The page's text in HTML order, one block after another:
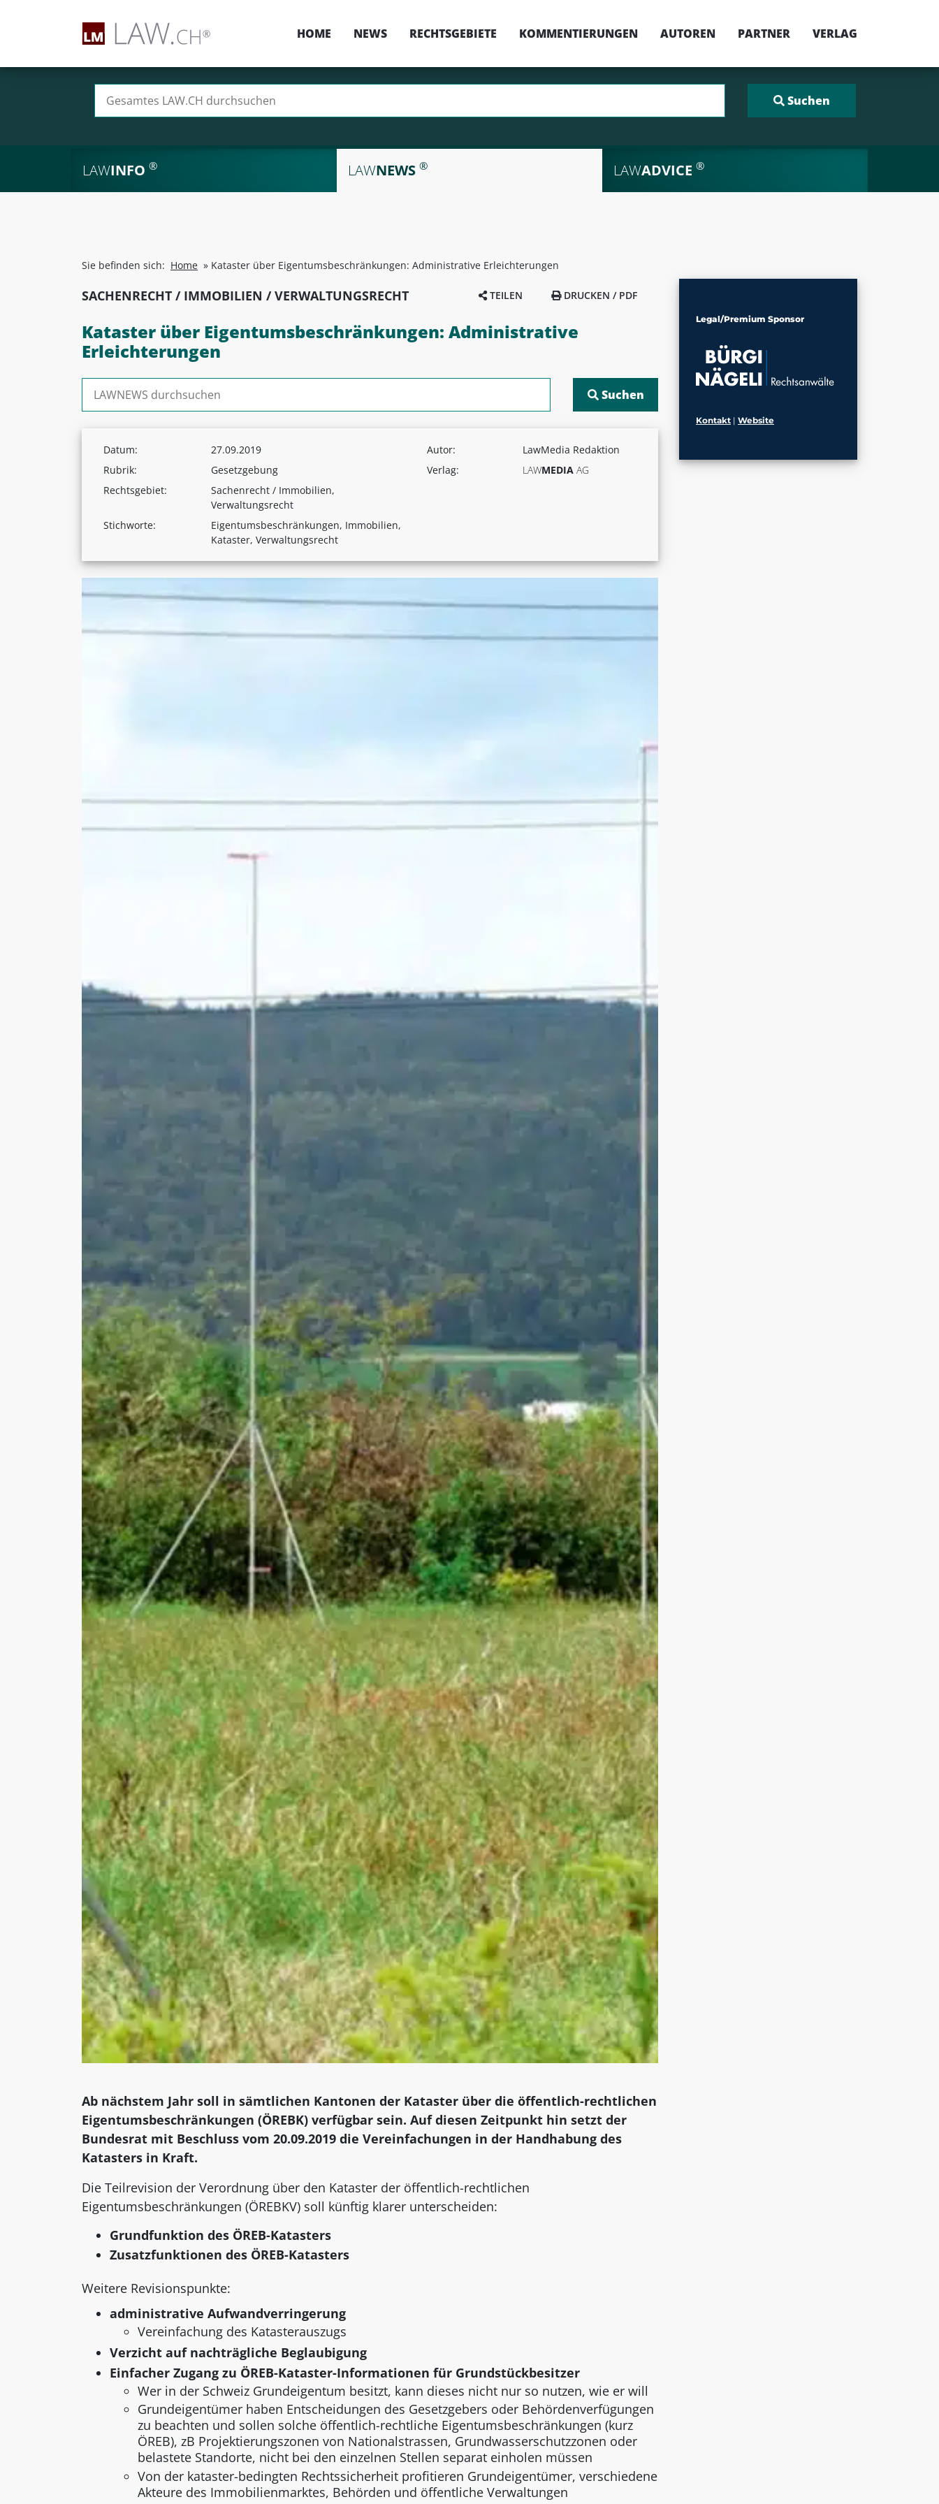
HOME NEWS RECHTSGEBIETE KOMMENTIERUNGEN AUTOREN PARTNER VERLAG
LAWINFO ® LAWNEWS ® LAWADVICE ®
Sie befinden sich: Home » Kataster über Eigentumsbeschränkungen: Administrative Erleichterungen
SACHENRECHT / IMMOBILIEN / VERWALTUNGSRECHT TEILEN DRUCKEN / PDF
Kataster über Eigentumsbeschränkungen: Administrative
Erleichterungen
Datum:
27.09.2019
Rubrik:
Gesetzgebung
Rechtsgebiet:
Sachenrecht / Immobilien,
Verwaltungsrecht
Stichworte:
Eigentumsbeschränkungen, Immobilien,
Kataster, Verwaltungsrecht
Autor:
LawMedia Redaktion
Verlag:
LAWMEDIA AG
Ab nächstem Jahr soll in sämtlichen Kantonen der Kataster über die öffentlich-rechtlichen
Eigentumsbeschränkungen (ÖREBK) verfügbar sein. Auf diesen Zeitpunkt hin setzt der
Bundesrat mit Beschluss vom 20.09.2019 die Vereinfachungen in der Handhabung des
Katasters in Kraft.
Die Teilrevision der Verordnung über den Kataster der öffentlich-rechtlichen
Eigentumsbeschränkungen (ÖREBKV) soll künftig klarer unterscheiden:
Grundfunktion des ÖREB-Katasters
Zusatzfunktionen des ÖREB-Katasters
Weitere Revisionspunkte:
administrative Aufwandverringerung
Vereinfachung des Katasterauszugs
Verzicht auf nachträgliche Beglaubigung
Einfacher Zugang zu ÖREB-Kataster-Informationen für Grundstückbesitzer
Wer in der Schweiz Grundeigentum besitzt, kann dieses nicht nur so nutzen, wie er will
Grundeigentümer haben Entscheidungen des Gesetzgebers oder Behördenverfügungen
zu beachten und sollen solche öffentlich-rechtliche Eigentumsbeschränkungen (kurz
ÖREB), zB Projektierungszonen von Nationalstrassen, Grundwasserschutzzonen oder
belastete Standorte, nicht bei den einzelnen Stellen separat einholen müssen
Von der kataster-bedingten Rechtssicherheit profitieren Grundeigentümer, verschiedene
Akteure des Immobilienmarktes, Behörden und öffentliche Verwaltungen
Legal/Premium Sponsor
Kontakt | Website